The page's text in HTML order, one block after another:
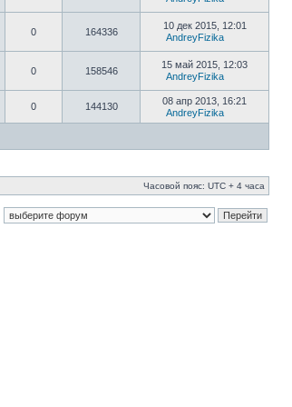
0 164336
10 дек 2015, 12:01
AndreyFizika
0 158546
15 май 2015, 12:03
AndreyFizika
0 144130
08 апр 2013, 16:21
AndreyFizika
Часовой пояс: UTC + 4 часа